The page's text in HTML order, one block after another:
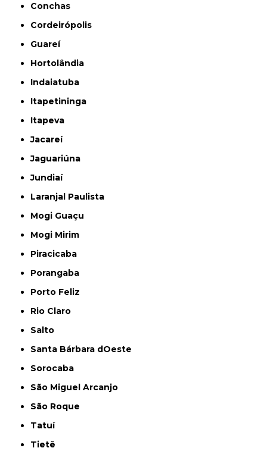
Conchas
Cordeirópolis
Guareí
Hortolândia
Indaiatuba
Itapetininga
Itapeva
Jacareí
Jaguariúna
Jundiaí
Laranjal Paulista
Mogi Guaçu
Mogi Mirim
Piracicaba
Porangaba
Porto Feliz
Rio Claro
Salto
Santa Bárbara dOeste
Sorocaba
São Miguel Arcanjo
São Roque
Tatuí
Tietê